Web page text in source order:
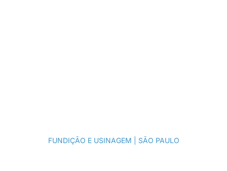
FUNDIÇÃO E USINAGEM | SÃO PAULO​